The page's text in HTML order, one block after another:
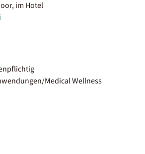
im Hotel
Medical Wellness